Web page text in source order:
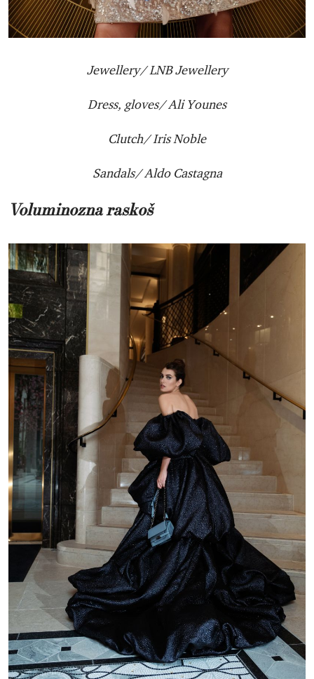
Jewellery/ LNB Jewellery
Dress, gloves/ Ali Younes
Clutch/ Iris Noble
Sandals/ Aldo Castagna
Voluminozna raskoš